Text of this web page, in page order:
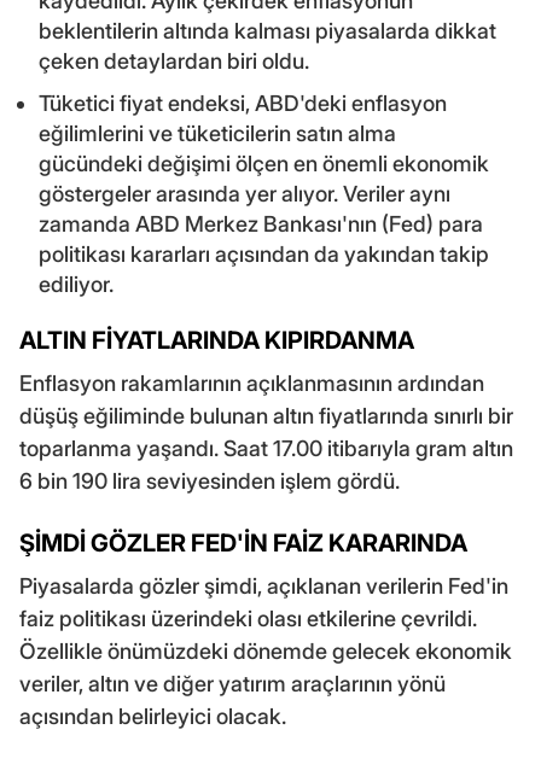
beklentilerin altında kalması piyasalarda dikkat
çeken detaylardan biri oldu.
Tüketici fiyat endeksi, ABD'deki enflasyon
eğilimlerini ve tüketicilerin satın alma
gücündeki değişimi ölçen en önemli ekonomik
göstergeler arasında yer alıyor. Veriler aynı
zamanda ABD Merkez Bankası'nın (Fed) para
politikası kararları açısından da yakından takip
ediliyor.
ALTIN FİYATLARINDA KIPIRDANMA
Enflasyon rakamlarının açıklanmasının ardından
düşüş eğiliminde bulunan altın fiyatlarında sınırlı bir
toparlanma yaşandı. Saat 17.00 itibarıyla gram altın
6 bin 190 lira seviyesinden işlem gördü.
ŞİMDİ GÖZLER FED'İN FAİZ KARARINDA
Piyasalarda gözler şimdi, açıklanan verilerin Fed'in
faiz politikası üzerindeki olası etkilerine çevrildi.
Özellikle önümüzdeki dönemde gelecek ekonomik
veriler, altın ve diğer yatırım araçlarının yönü
açısından belirleyici olacak.